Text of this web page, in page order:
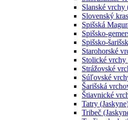
Slanské vrchy
Slovenský
Spišská
Spišsko-
Spišsko-
Starohorské
Stolické vrchy
Strážovské
Súľovské
Šarišská
Štiavnické
Tatry
Tribeč